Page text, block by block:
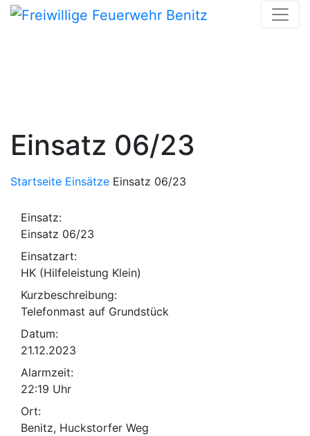
Skip
Einsatz 06/23
Startseite Einsätze Einsatz 06/23
Einsatz:
Einsatz 06/23
Einsatzart:
HK (Hilfeleistung Klein)
Kurzbeschreibung:
Telefonmast auf Grundstück
Datum:
21.12.2023
Alarmzeit:
22:19 Uhr
Ort:
Benitz, Huckstorfer Weg